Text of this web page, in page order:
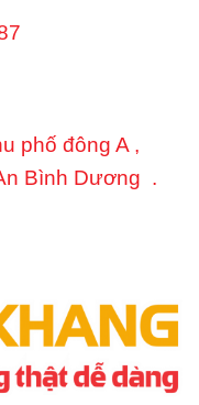
phố đông A ,
Bình Dương .